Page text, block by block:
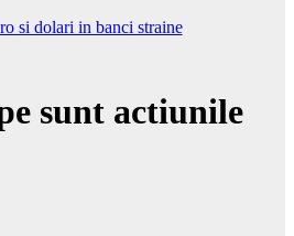
sunt actiunile